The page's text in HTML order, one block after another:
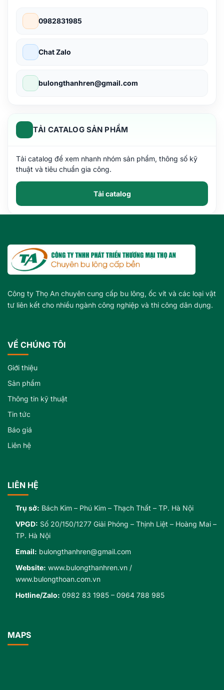
0982831985
Chat Zalo
bulongthanhren@gmail.com
TẢI CATALOG SẢN PHẨM
Tải catalog để xem nhanh nhóm sản phẩm, thông số kỹ
thuật và tiêu chuẩn gia công.
Tải catalog
Công ty Thọ An chuyên cung cấp bu lông, ốc vít và các loại vật
tư liên kết cho nhiều ngành công nghiệp và thi công dân dụng.
VỀ CHÚNG TÔI
Giới thiệu
Sản phẩm
Thông tin kỹ thuật
Tin tức
Báo giá
Liên hệ
LIÊN HỆ
Trụ sở: Bách Kim – Phú Kim – Thạch Thất – TP. Hà Nội
VPGD: Số 20/150/1277 Giải Phóng – Thịnh Liệt – Hoàng Mai –
TP. Hà Nội
Email: bulongthanhren@gmail.com
Website: www.bulongthanhren.vn /
www.bulongthoan.com.vn
Hotline/Zalo: 0982 83 1985 – 0964 788 985
MAPS